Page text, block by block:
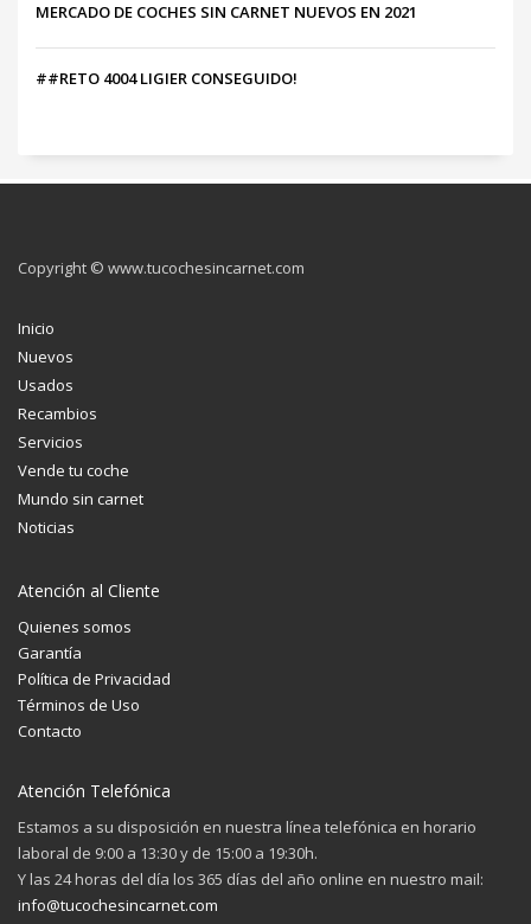
MERCADO DE COCHES SIN CARNET NUEVOS EN 2021
##RETO 4004 LIGIER CONSEGUIDO!
Copyright © www.tucochesincarnet.com
Inicio
Nuevos
Usados
Recambios
Servicios
Vende tu coche
Mundo sin carnet
Noticias
Atención al Cliente
Quienes somos
Garantía
Política de Privacidad
Términos de Uso
Contacto
Atención Telefónica
Estamos a su disposición en nuestra línea telefónica en horario
laboral de 9:00 a 13:30 y de 15:00 a 19:30h.
Y las 24 horas del día los 365 días del año online en nuestro mail:
info@tucochesincarnet.com